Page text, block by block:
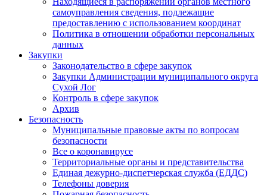
самоуправления сведения, подлежащие
предоставлению с использованием координат
Политика в отношении обработки персональных
данных
Закупки
Законодательство в сфере закупок
Закупки Администрации муниципального округа
Сухой Лог
Контроль в сфере закупок
Архив
Безопасность
Муниципальные правовые акты по вопросам
безопасности
Все о коронавирусе
Территориальные органы и представительства
Единая дежурно-диспетчерская служба (ЕДДС)
Телефоны доверия